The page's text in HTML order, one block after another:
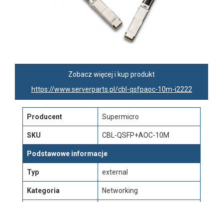
Zobacz więcej i kup produkt
https://www.serverparts.pl/cbl-qsfpaoc-10m-i2222
Producent Supermicro
SKU CBL-QSFP+AOC-10M
Podstawowe informacje
Typ external
Kategoria Networking